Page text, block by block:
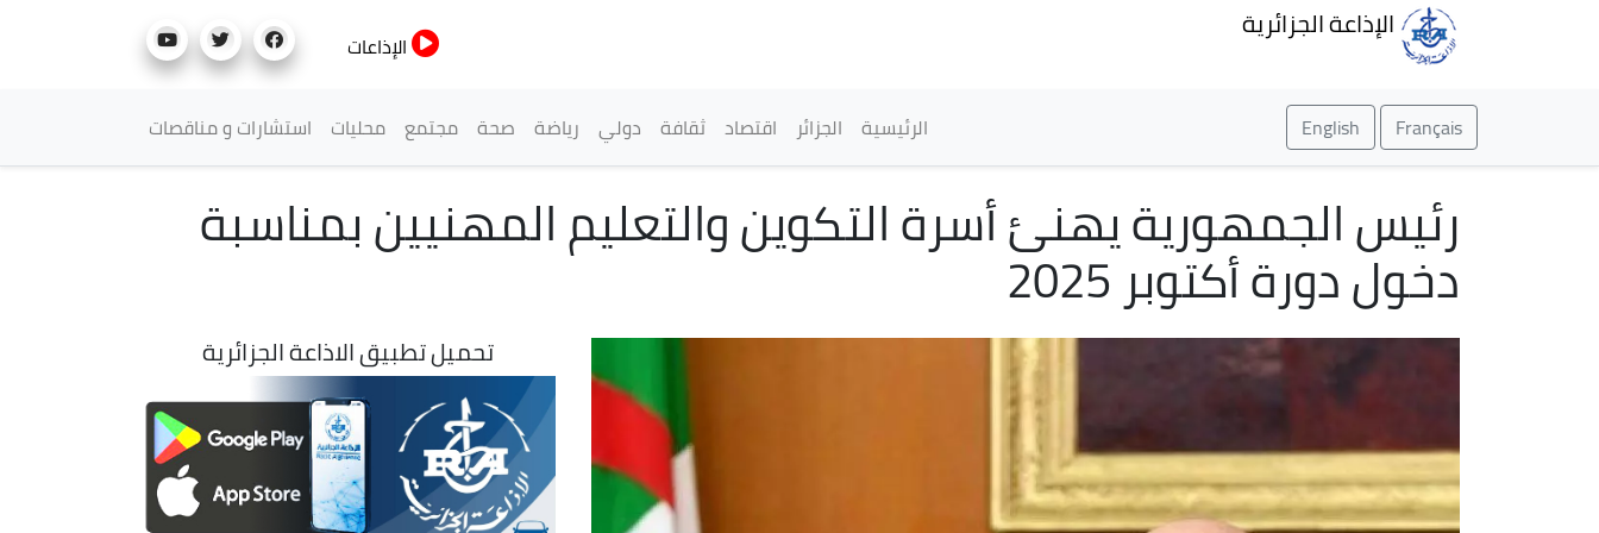
الإذاعة الجزائرية
الإذاعات
Français
English القائمة الرئيسية
الرئيسية الجزائر اقتصاد ثقافة دولي رياضة صحة مجتمع محليات استشارات و مناقصات
رئيس الجمهورية يهنئ أسرة التكوين والتعليم المهنيين بمناسبة
دخول دورة أكتوبر ​​​​​​​2025
تحميل تطبيق الاذاعة الجزائرية